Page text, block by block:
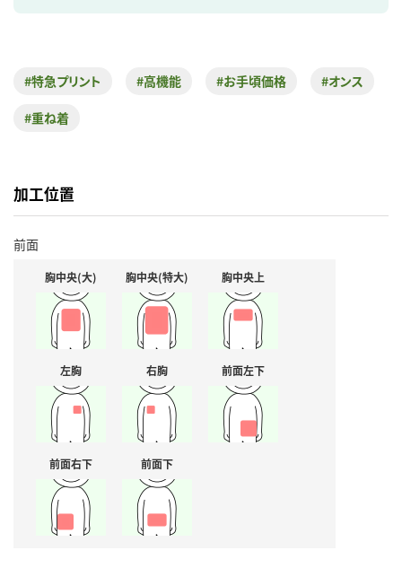
#特急プリント #高機能 #お手頃価格 #オンス
#重ね着
加工位置
前面
胸中央(大) 胸中央(特大) 胸中央上
左胸 右胸 前面左下
前面右下 前面下